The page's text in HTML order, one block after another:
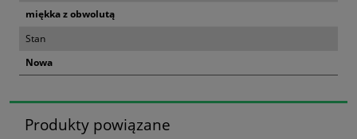
miękka z obwolutą
Stan
Nowa
Produkty powiązane